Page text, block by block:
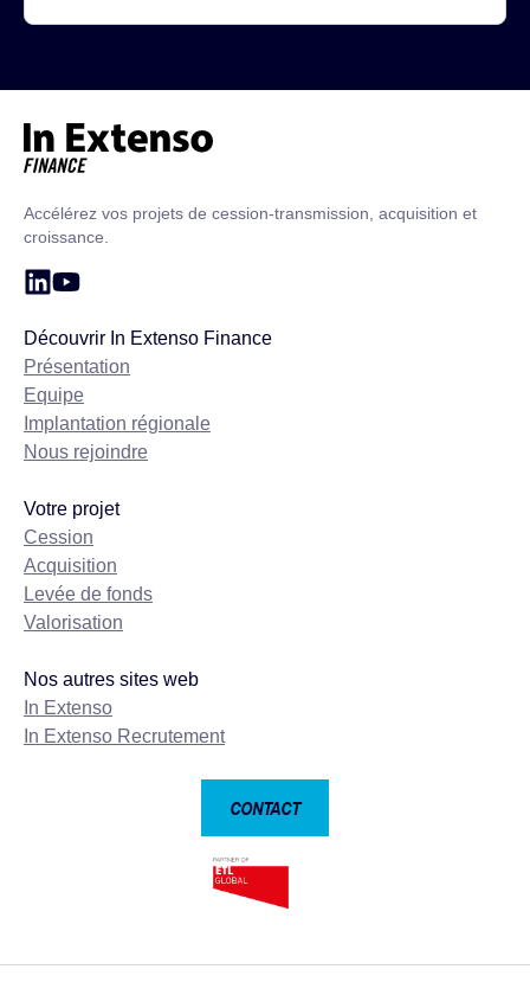
Accélérez vos projets de cession-transmission, acquisition et
croissance.
Découvrir In Extenso Finance
Présentation
Equipe
Implantation régionale
Nous rejoindre
Votre projet
Cession
Acquisition
Levée de fonds
Valorisation
Nos autres sites web
In Extenso
In Extenso Recrutement
CONTACT